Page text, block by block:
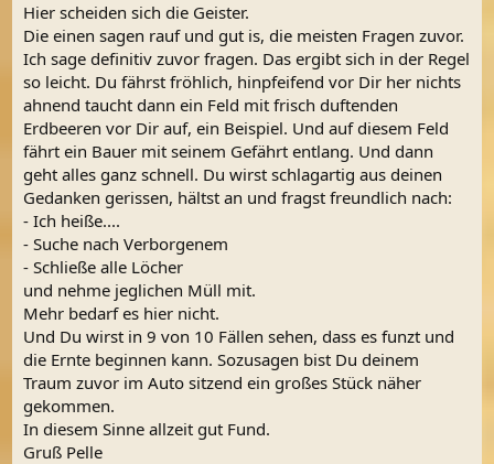
Hier scheiden sich die Geister.
Die einen sagen rauf und gut is, die meisten Fragen zuvor.
Ich sage definitiv zuvor fragen. Das ergibt sich in der Regel
so leicht. Du fährst fröhlich, hinpfeifend vor Dir her nichts
ahnend taucht dann ein Feld mit frisch duftenden
Erdbeeren vor Dir auf, ein Beispiel. Und auf diesem Feld
fährt ein Bauer mit seinem Gefährt entlang. Und dann
geht alles ganz schnell. Du wirst schlagartig aus deinen
Gedanken gerissen, hältst an und fragst freundlich nach:
- Ich heiße....
- Suche nach Verborgenem
- Schließe alle Löcher
und nehme jeglichen Müll mit.
Mehr bedarf es hier nicht.
Und Du wirst in 9 von 10 Fällen sehen, dass es funzt und
die Ernte beginnen kann. Sozusagen bist Du deinem
Traum zuvor im Auto sitzend ein großes Stück näher
gekommen.
In diesem Sinne allzeit gut Fund.
Gruß Pelle